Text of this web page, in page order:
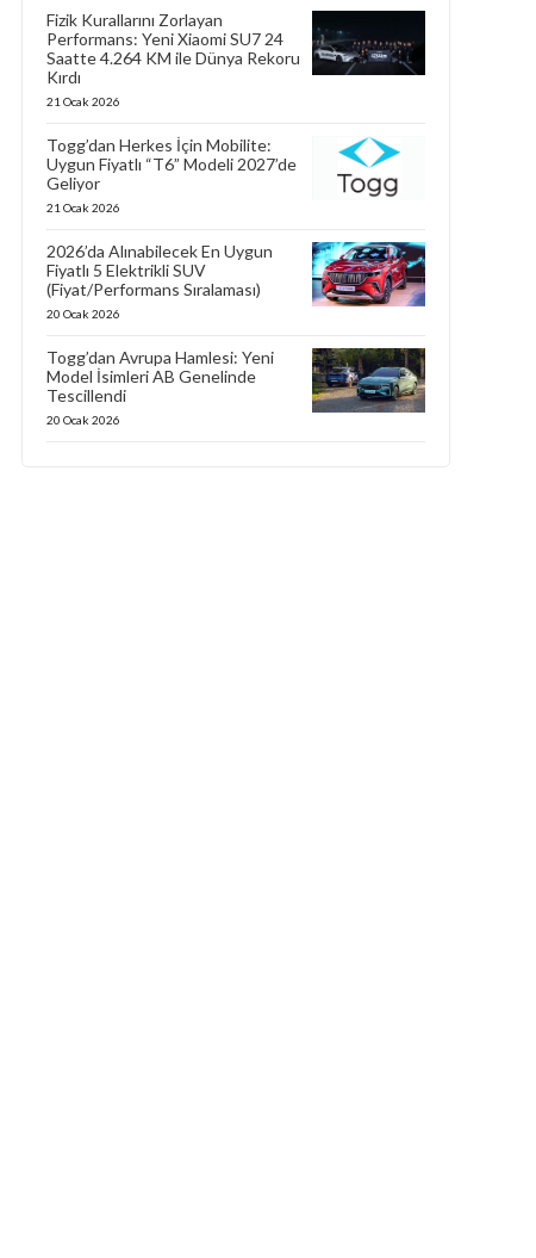
Fizik Kurallarını Zorlayan
Performans: Yeni Xiaomi SU7 24
Saatte 4.264 KM ile Dünya Rekoru
Kırdı
21 Ocak 2026
Togg’dan Herkes İçin Mobilite:
Uygun Fiyatlı “T6” Modeli 2027’de
Geliyor
21 Ocak 2026
2026’da Alınabilecek En Uygun
Fiyatlı 5 Elektrikli SUV
(Fiyat/Performans Sıralaması)
20 Ocak 2026
Togg’dan Avrupa Hamlesi: Yeni
Model İsimleri AB Genelinde
Tescillendi
20 Ocak 2026